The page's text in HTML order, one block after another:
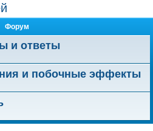
Форум
и ответы
и побочные эффекты